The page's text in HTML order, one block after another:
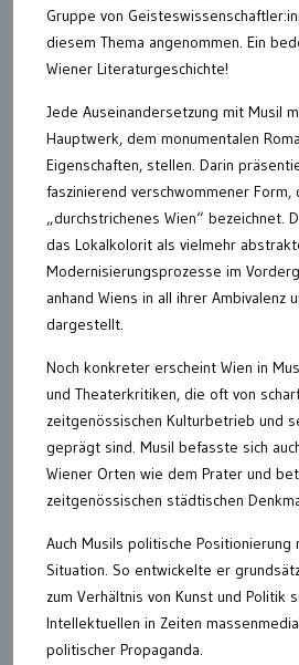
Gruppe von
diesem Thema angenommen. Ein
Wiener Literaturgeschichte!
Jede Auseinandersetzung mit Musil
Hauptwerk, dem monumentalen
Eigenschaften, stellen. Darin
faszinierend verschwommener Form,
„durchstrichenes Wien“ bezeichnet.
das Lokalkolorit als vielmehr
Modernisierungsprozesse im
anhand Wiens in all ihrer Ambivalenz
dargestellt.
Noch konkreter erscheint Wien in
und Theaterkritiken, die oft von
zeitgenössischen Kulturbetrieb und
geprägt sind. Musil befasste sich
Wiener Orten wie dem Prater und
zeitgenössischen städtischen
Auch Musils politische
Situation. So entwickelte er
zum Verhältnis von Kunst und Politik
Intellektuellen in Zeiten
politischer Propaganda.